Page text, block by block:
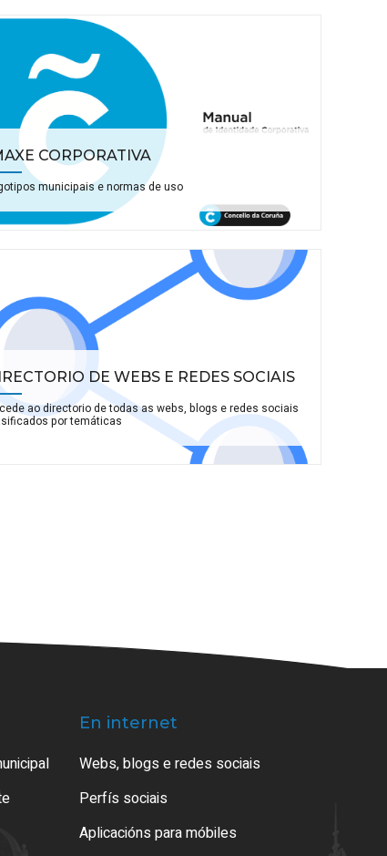
CORPORATIVA
municipais e normas de uso
DE WEBS E REDES SOCIAIS
ao directorio de todas as webs, blogs e redes sociais
por temáticas
En internet
Webs, blogs e redes sociais
Perfís sociais
Aplicacións para móbiles